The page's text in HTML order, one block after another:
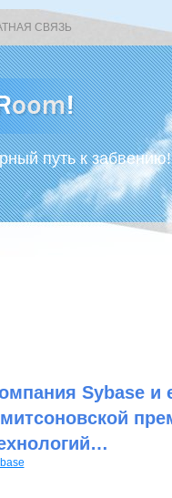
СВЯЗЬ
путь к
Sybase и